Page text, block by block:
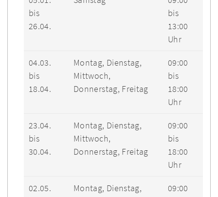
bis
26.04.
bis
13:00
Uhr
04.03.
bis
18.04.
Montag, Dienstag,
Mittwoch,
Donnerstag, Freitag
09:00
bis
18:00
Uhr
23.04.
bis
30.04.
Montag, Dienstag,
Mittwoch,
Donnerstag, Freitag
09:00
bis
18:00
Uhr
02.05.
Montag, Dienstag,
09:00